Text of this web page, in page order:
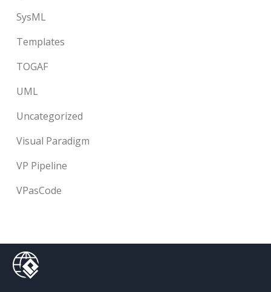
SysML
Templates
TOGAF
UML
Uncategorized
Visual Paradigm
VP Pipeline
VPasCode